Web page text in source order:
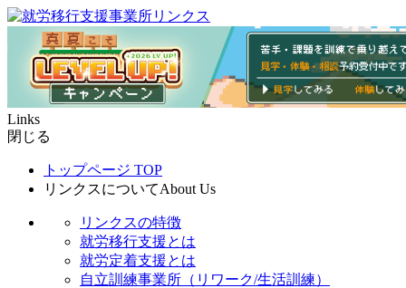
Links
閉じる
トップページ TOP
リンクスについてAbout Us
リンクスの特徴
就労移行支援とは
就労定着支援とは
自立訓練事業所（リワーク/生活訓練）